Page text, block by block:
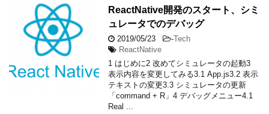
ReactNative開発のスタート、シミ
ュレータでのデバッグ
2019/05/23 -Tech
ReactNative
1 はじめに2 改めてシミュレータの起動3
表示内容を変更してみる3.1 App.js3.2 表示
テキストの変更3.3 シミュレータの更新
「command + R」4 デバッグメニュー4.1
Real ...